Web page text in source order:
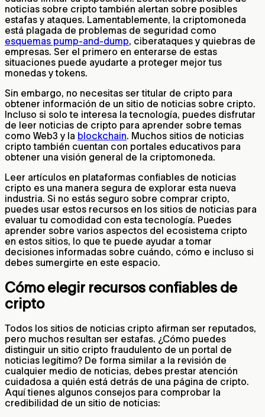
noticias sobre cripto también alertan sobre posibles
estafas y ataques. Lamentablemente, la criptomoneda
está plagada de problemas de seguridad como
esquemas pump-and-dump, ciberataques y quiebras de
empresas. Ser el primero en enterarse de estas
situaciones puede ayudarte a proteger mejor tus
monedas y tokens.
Sin embargo, no necesitas ser titular de cripto para
obtener información de un sitio de noticias sobre cripto.
Incluso si solo te interesa la tecnología, puedes disfrutar
de leer noticias de cripto para aprender sobre temas
como Web3 y la blockchain. Muchos sitios de noticias
cripto también cuentan con portales educativos para
obtener una visión general de la criptomoneda.
Leer artículos en plataformas confiables de noticias
cripto es una manera segura de explorar esta nueva
industria. Si no estás seguro sobre comprar cripto,
puedes usar estos recursos en los sitios de noticias para
evaluar tu comodidad con esta tecnología. Puedes
aprender sobre varios aspectos del ecosistema cripto
en estos sitios, lo que te puede ayudar a tomar
decisiones informadas sobre cuándo, cómo e incluso si
debes sumergirte en este espacio.
Cómo elegir recursos confiables de
cripto
Todos los sitios de noticias cripto afirman ser reputados,
pero muchos resultan ser estafas. ¿Cómo puedes
distinguir un sitio cripto fraudulento de un portal de
noticias legítimo? De forma similar a la revisión de
cualquier medio de noticias, debes prestar atención
cuidadosa a quién está detrás de una página de cripto.
Aquí tienes algunos consejos para comprobar la
credibilidad de un sitio de noticias: